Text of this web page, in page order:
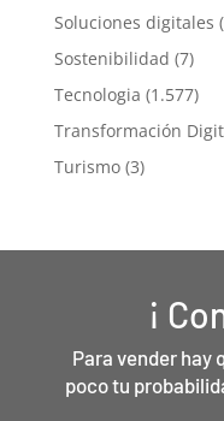
Soluciones digitales
Sostenibilidad (7)
Tecnologia (1.577)
Transformación
Turismo(3)
¡
Para vender hay
poco tu